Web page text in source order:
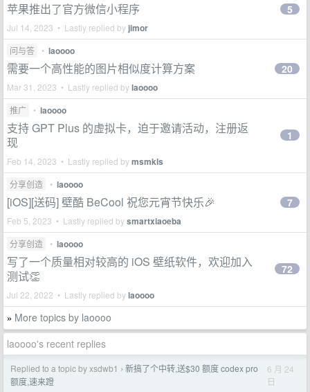
苹果推出了官方微信小程序
Jul 14, 2023 • Lastly replied by jimor
5
问与答 • laoooo
需要一个高性能的图片相似度计算方案
Mar 31, 2023 • Lastly replied bylaoooo
20
推广 • laoooo
支持 GPT Plus 的虚拟卡，迫于邀请活动，注册返
现
Feb 14, 2023 • Lastly replied bymsmkls
1
分享创造 • laoooo
[iOS][送码] 壁酷 BeCool 祝您元宵节快乐🎉
Feb 5, 2023 • Lastly replied bysmartxiaoeba
7
分享创造 • laoooo
写了一个质量相对较高的 iOS 壁纸软件，欢迎加入
测试👏
Jul 22, 2022 • Lastly replied bylaoooo
72
» More topics by laoooo
laoooo's recent replies
Replied to a topic by xsdwb1 › 新搞了个中转,送$30 额度 codex pro
额度,速来蹬
6 月 24
日